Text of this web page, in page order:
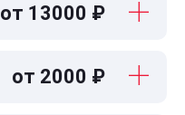
от 13000 ₽
от 2000 ₽